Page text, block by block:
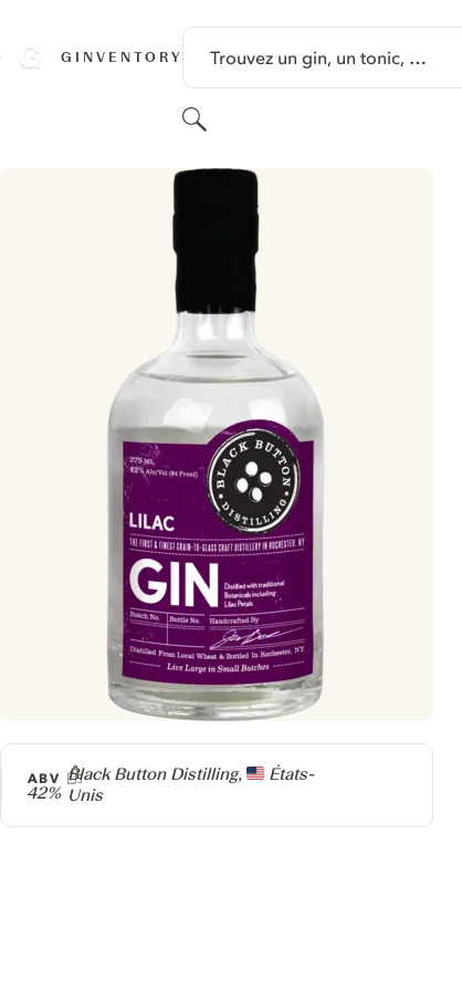
GINVENTORY Trouvez un gin, un tonic, …
Rechercher
Producteur
Black Button Distilling,
États-
Unis
ABV
42%